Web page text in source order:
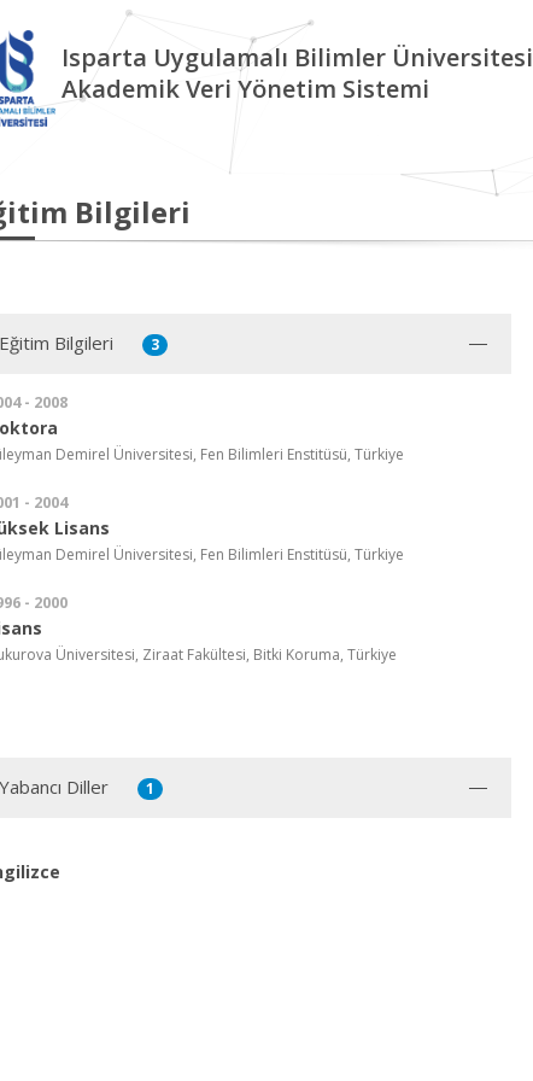
Isparta Uygulamalı Bilimler Üniversitesi
Akademik Veri Yönetim Sistemi
Bilgileri
Eğitim Bilgileri 3
- 2008
Demirel Üniversitesi, Fen Bilimleri Enstitüsü, Türkiye
- 2004
Lisans
Demirel Üniversitesi, Fen Bilimleri Enstitüsü, Türkiye
- 2000
Üniversitesi, Ziraat Fakültesi, Bitki Koruma, Türkiye
Yabancı Diller 1